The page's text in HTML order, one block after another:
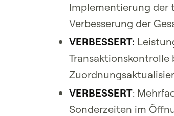
Implementierung der
Verbesserung der
VERBESSERT:
VERBESSERT:
Sonderzeiten im